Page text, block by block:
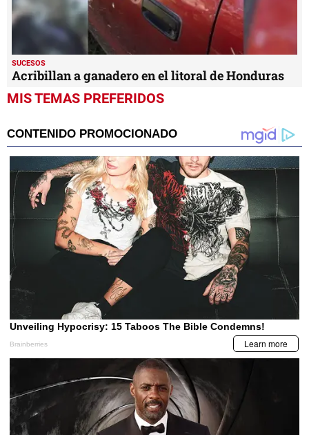
SUCESOS
Acribillan a ganadero en el litoral de Honduras
MIS TEMAS PREFERIDOS